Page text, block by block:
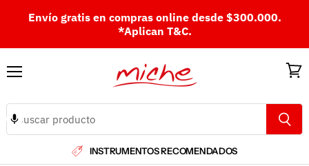
Envío gratis en compras online desde $300.000.
*Aplican T&C.
INSTRUMENTOS RECOMENDADOS